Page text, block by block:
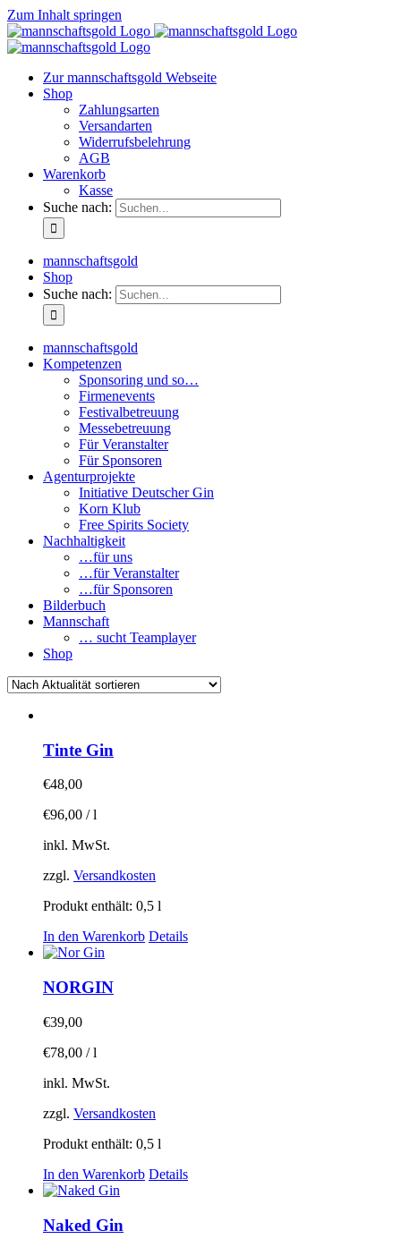
Zum Inhalt springen
Zur mannschaftsgold Webseite
Shop
Zahlungsarten
Versandarten
Widerrufsbelehrung
AGB
Warenkorb
Kasse
Suche nach:
mannschaftsgold
Shop
Suche nach:
mannschaftsgold
Kompetenzen
Sponsoring und so…
Firmenevents
Festivalbetreuung
Messebetreuung
Für Veranstalter
Für Sponsoren
Agenturprojekte
Initiative Deutscher Gin
Korn Klub
Free Spirits Society
Nachhaltigkeit
…für uns
…für Veranstalter
…für Sponsoren
Bilderbuch
Mannschaft
… sucht Teamplayer
Shop
Tinte Gin
€48,00
€96,00 /l
inkl. MwSt.
zzgl. Versandkosten
Produkt enthält: 0,5 l
In den Warenkorb Details
NORGIN
€39,00
€78,00 /l
inkl. MwSt.
zzgl. Versandkosten
Produkt enthält: 0,5 l
In den Warenkorb Details
Naked Gin